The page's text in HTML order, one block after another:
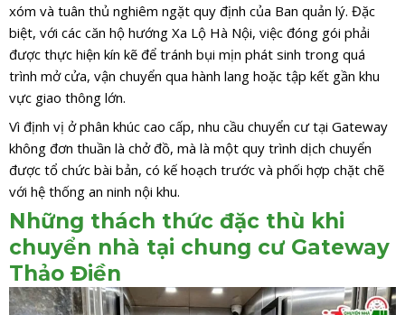
xóm và tuân thủ nghiêm ngặt quy định của Ban quản lý. Đặc
biệt, với các căn hộ hướng Xa Lộ Hà Nội, việc đóng gói phải
được thực hiện kín kẽ để tránh bụi mịn phát sinh trong quá
trình mở cửa, vận chuyển qua hành lang hoặc tập kết gần khu
vực giao thông lớn.
Vì định vị ở phân khúc cao cấp, nhu cầu chuyển cư tại Gateway
không đơn thuần là chở đồ, mà là một quy trình dịch chuyển
được tổ chức bài bản, có kế hoạch trước và phối hợp chặt chẽ
với hệ thống an ninh nội khu.
Những thách thức đặc thù khi
chuyển nhà tại chung cư Gateway
Thảo Điền